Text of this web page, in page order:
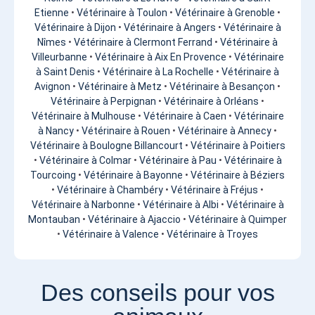
Etienne • Vétérinaire à Toulon • Vétérinaire à Grenoble •
Vétérinaire à Dijon • Vétérinaire à Angers • Vétérinaire à
Nîmes • Vétérinaire à Clermont Ferrand • Vétérinaire à
Villeurbanne • Vétérinaire à Aix En Provence • Vétérinaire
à Saint Denis • Vétérinaire à La Rochelle • Vétérinaire à
Avignon • Vétérinaire à Metz • Vétérinaire à Besançon •
Vétérinaire à Perpignan • Vétérinaire à Orléans •
Vétérinaire à Mulhouse • Vétérinaire à Caen • Vétérinaire
à Nancy • Vétérinaire à Rouen • Vétérinaire à Annecy •
Vétérinaire à Boulogne Billancourt • Vétérinaire à Poitiers
• Vétérinaire à Colmar• Vétérinaire à Pau • Vétérinaire à
Tourcoing • Vétérinaire à Bayonne • Vétérinaire à Béziers
• Vétérinaire à Chambéry • Vétérinaire à Fréjus •
Vétérinaire à Narbonne • Vétérinaire à Albi • Vétérinaire à
Montauban • Vétérinaire à Ajaccio • Vétérinaire à Quimper
• Vétérinaire à Valence • Vétérinaire à Troyes
Des conseils pour vos